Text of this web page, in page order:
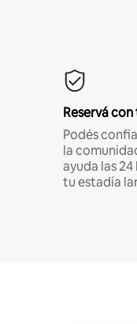
Reservá
Podés
la
ayuda las
tu estadía